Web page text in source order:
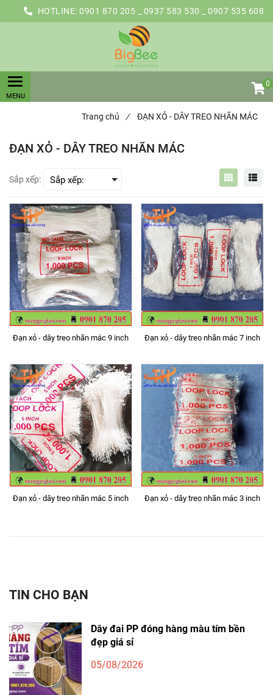
HOTLINE: 0901 870 205 _ 0937 583 530 _ 0907 535 608
0
Trang chủ / ĐẠN XỎ - DÂY TREO NHÃN MÁC
ĐẠN XỎ - DÂY TREO NHÃN MÁC
Sắp xếp:
Đạn xỏ - dây treo nhãn mác 9 inch Đạn xỏ - dây treo nhãn mác 7 inch
Đạn xỏ - dây treo nhãn mác 5 inch Đạn xỏ - dây treo nhãn mác 3 inch
TIN CHO BẠN
Dây đai PP đóng hàng màu tím bền
đẹp giá sỉ
05/08/2026